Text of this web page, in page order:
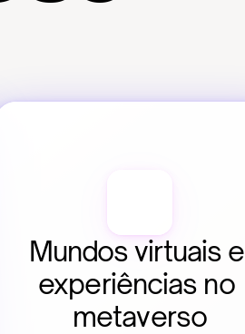
Mundos virtuais e
experiências no
metaverso